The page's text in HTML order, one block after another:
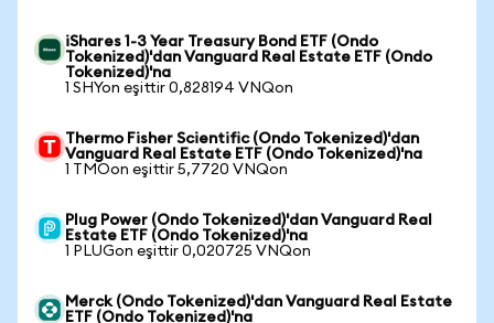
iShares 1-3 Year Treasury Bond ETF (Ondo
Tokenized)'dan Vanguard Real Estate ETF (Ondo
Tokenized)'na
1 SHYon eşittir 0,828194 VNQon
Thermo Fisher Scientific (Ondo Tokenized)'dan
Vanguard Real Estate ETF (Ondo Tokenized)'na
1 TMOon eşittir 5,7720 VNQon
Plug Power (Ondo Tokenized)'dan Vanguard Real
Estate ETF (Ondo Tokenized)'na
1 PLUGon eşittir 0,020725 VNQon
Merck (Ondo Tokenized)'dan Vanguard Real Estate
ETF (Ondo Tokenized)'na